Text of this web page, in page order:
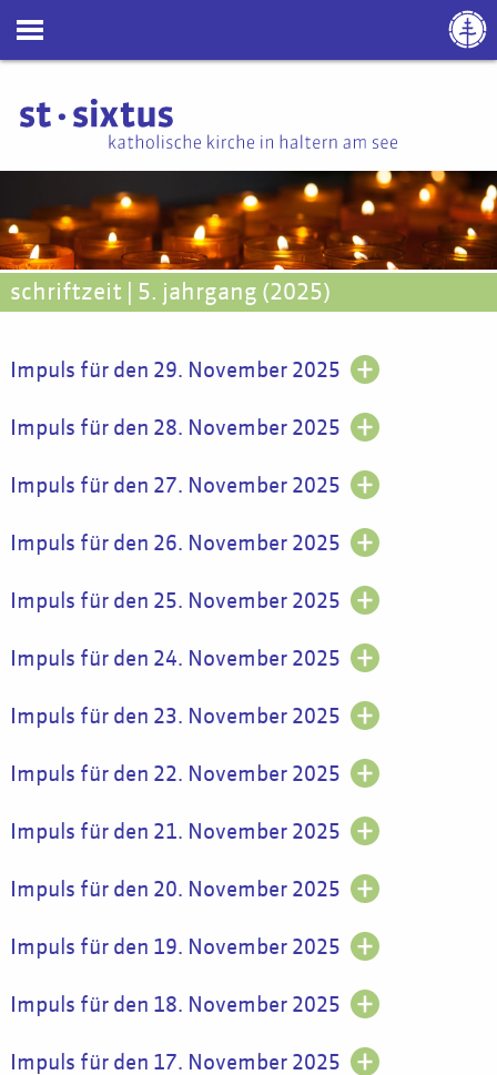
schriftzeit | 5. jahrgang (2025)
Impuls für den 29. November 2025
Impuls für den 28. November 2025
Impuls für den 27. November 2025
Impuls für den 26. November 2025
Impuls für den 25. November 2025
Impuls für den 24. November 2025
Impuls für den 23. November 2025
Impuls für den 22. November 2025
Impuls für den 21. November 2025
Impuls für den 20. November 2025
Impuls für den 19. November 2025
Impuls für den 18. November 2025
Impuls für den 17. November 2025